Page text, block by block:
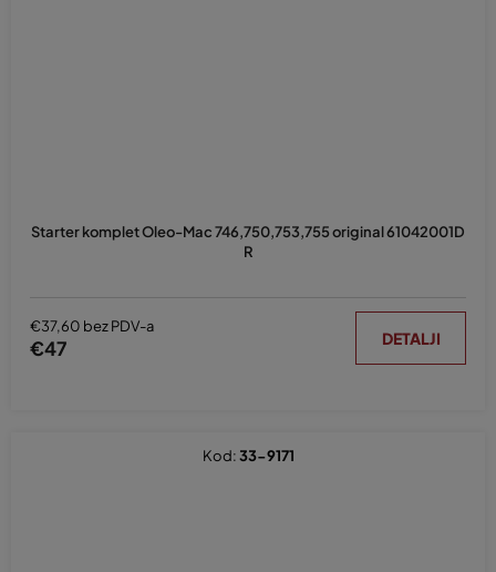
Starter komplet Oleo-Mac 746,750,753,755 original 61042001D
R
€37,60 bez PDV-a
€47 DETALJI
Kod:33-9171